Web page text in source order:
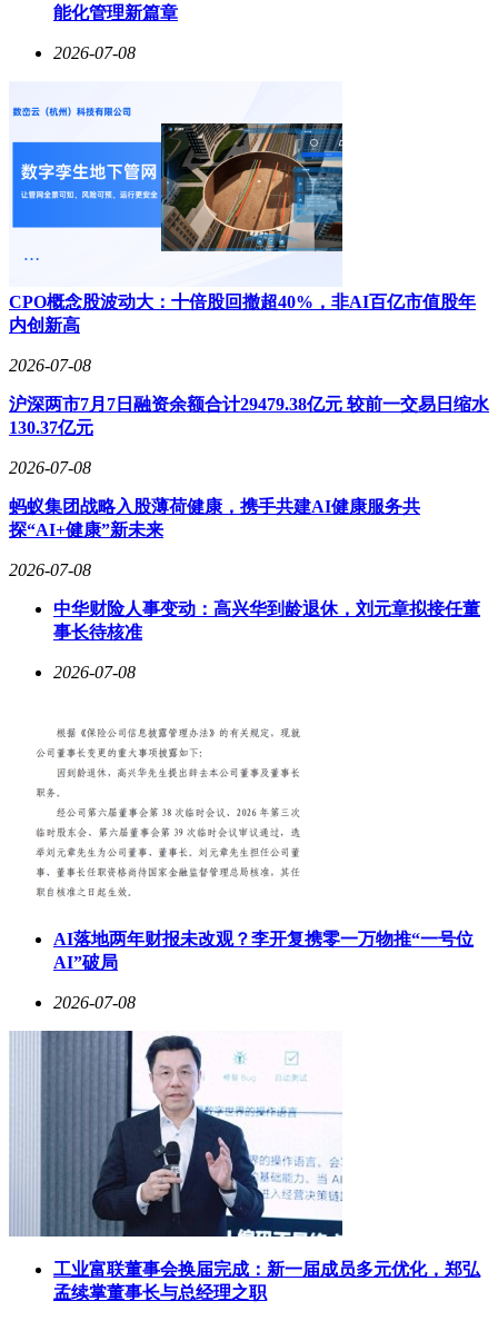
能化管理新篇章
2026-07-08
CPO概念股波动大：十倍股回撤超40%，非AI百亿市值股年
内创新高
2026-07-08
沪深两市7月7日融资余额合计29479.38亿元 较前一交易日缩水
130.37亿元
2026-07-08
蚂蚁集团战略入股薄荷健康，携手共建AI健康服务共
探“AI+健康”新未来
2026-07-08
中华财险人事变动：高兴华到龄退休，刘元章拟接任董
事长待核准
2026-07-08
AI落地两年财报未改观？李开复携零一万物推“一号位
AI”破局
2026-07-08
工业富联董事会换届完成：新一届成员多元优化，郑弘
孟续掌董事长与总经理之职